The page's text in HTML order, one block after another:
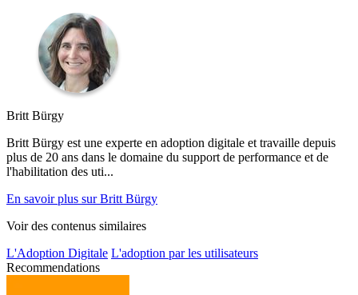
Britt Bürgy
Britt Bürgy est une experte en adoption digitale et travaille depuis
plus de 20 ans dans le domaine du support de performance et de
l'habilitation des uti...
En savoir plus sur Britt Bürgy
Voir des contenus similaires
L'Adoption Digitale L'adoption par les utilisateurs
Recommendations